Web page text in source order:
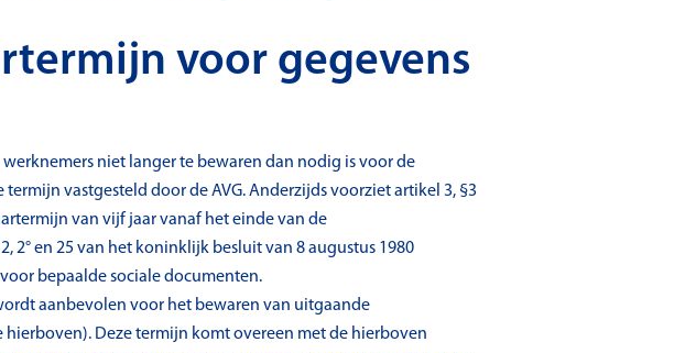
voor gegevens
niet langer te bewaren dan nodig is voor de
vastgesteld door de AVG. Anderzijds voorziet artikel 3, §3
van vijf jaar vanaf het einde van de
en 25 van het koninklijk besluit van 8 augustus 1980
bepaalde sociale documenten.
aanbevolen voor het bewaren van uitgaande
Deze termijn komt overeen met de hierboven